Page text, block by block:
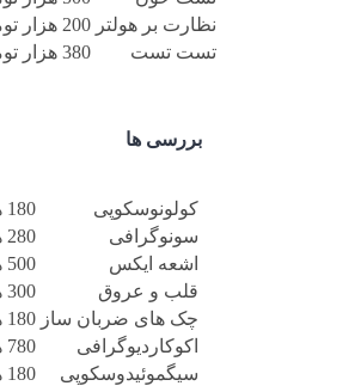
نظارت بر هولتر 200 هزار تومان
تست تست
380 هزار تومان
بررسی ها
کولونوسکوپی
180 هزار تومان
سونوگرافی
280 هزار تومان
اشعه ایکس
500 هزار تومان
قلب و عروق
300 هزار تومان
چک های ضربان ساز 180 هزار تومان
اکوکاردیوگرافی
780 هزار تومان
سیگموئیدوسکوپی
180 هزار تومان